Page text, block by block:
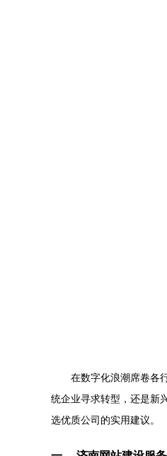
在数字化浪潮席卷各
统企业寻求转型，还是新
选优质公司的实用建议。